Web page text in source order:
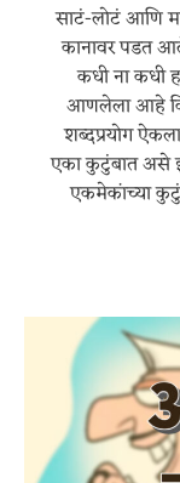
साटं-लोटं आणि
कानावर पडत
कधी ना कधी
आणलेला आहे
शब्दप्रयोग
एका कुटुंबात असे
एकमेकांच्या